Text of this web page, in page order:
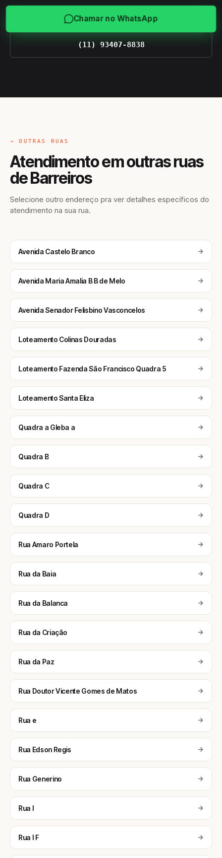
Chamar no WhatsApp
(11) 93407-8838
→ OUTRAS RUAS
Atendimento em outras ruas
de Barreiros
Selecione outro endereço pra ver detalhes específicos do
atendimento na sua rua.
Avenida Castelo Branco
Avenida Maria Amalia B B de Melo
Avenida Senador Felisbino Vasconcelos
Loteamento Colinas Douradas
Loteamento Fazenda São Francisco Quadra 5
Loteamento Santa Eliza
Quadra a Gleba a
Quadra B
Quadra C
Quadra D
Rua Amaro Portela
Rua da Baia
Rua da Balanca
Rua da Criação
Rua da Paz
Rua Doutor Vicente Gomes de Matos
Rua e
Rua Edson Regis
Rua Generino
Rua I
Rua I F